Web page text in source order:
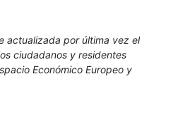
actualizada por última vez el
ciudadanos y residentes
Económico Europeo y